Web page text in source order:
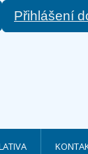
Přihlášení